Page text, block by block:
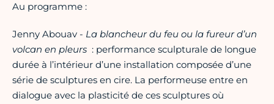
Au programme :
Jenny Abouav - La blancheur du feu ou la fureur d’un
volcan en pleurs : performance sculpturale de longue
durée à l’intérieur d’une installation composée d’une
série de sculptures en cire. La performeuse entre en
dialogue avec la plasticité de ces sculptures où